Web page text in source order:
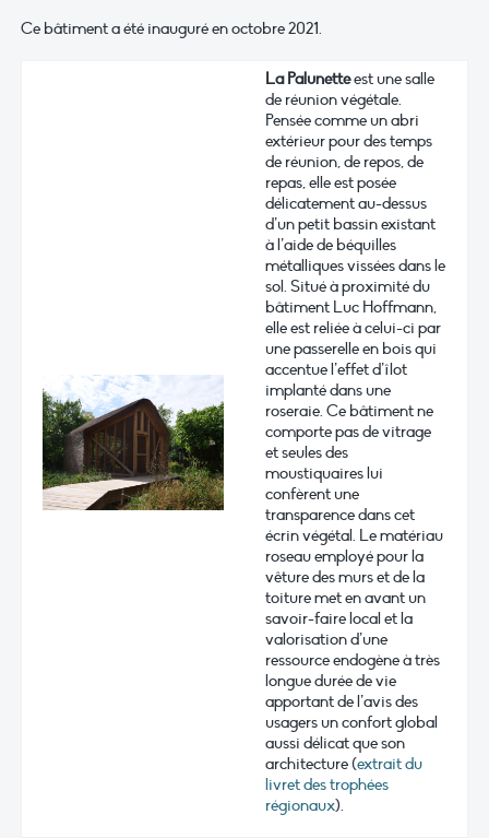
Ce bâtiment a été inauguré en octobre 2021.
La Palunetteest une salle
de réunion végétale.
Pensée comme un abri
extérieur pour des temps
de réunion, de repos, de
repas, elle est posée
délicatement au-dessus
d’un petit bassin existant
à l’aide de béquilles
métalliques vissées dans le
sol. Situé à proximité du
bâtiment Luc Hoffmann,
elle est reliée à celui-ci par
une passerelle en bois qui
accentue l’effet d’îlot
implanté dans une
roseraie. Ce bâtiment ne
comporte pas de vitrage
et seules des
moustiquaires lui
confèrent une
transparence dans cet
écrin végétal. Le matériau
roseau employé pour la
vêture des murs et de la
toiture met en avant un
savoir-faire local et la
valorisation d’une
ressource endogène à très
longue durée de vie
apportant de l’avis des
usagers un confort global
aussi délicat que son
architecture (extrait du
livret des trophées
régionaux).